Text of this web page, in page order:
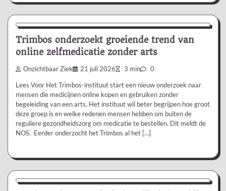
Nieuws/Informatie
Trimbos onderzoekt groeiende trend van
online zelfmedicatie zonder arts
Onzichtbaar Ziek 21 juli 2026 3 min 0
Lees Voor Het Trimbos-instituut start een nieuw onderzoek naar
mensen die medicijnen online kopen en gebruiken zonder
begeleiding van een arts. Het instituut wil beter begrijpen hoe groot
deze groep is en welke redenen mensen hebben om buiten de
reguliere gezondheidszorg om medicatie te bestellen. Dit meldt de
NOS. Eerder onderzocht het Trimbos al het […]
Aanbevolen